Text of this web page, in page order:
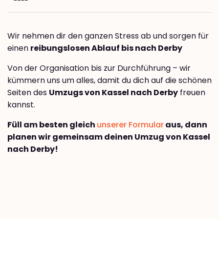
Wir nehmen dir den ganzen Stress ab und sorgen für
einen reibungslosen Ablauf bis nach Derby
Von der Organisation bis zur Durchführung – wir
kümmern uns um alles, damit du dich auf die schönen
Seiten des Umzugs von Kassel nach Derby freuen
kannst.
Füll am besten gleich unserer Formularaus, dann
planen wir gemeinsam deinen Umzug von Kassel
nach Derby!